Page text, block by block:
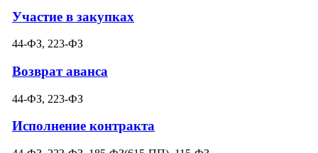
Участие в закупках
44-ФЗ, 223-ФЗ
Возврат аванса
44-ФЗ, 223-ФЗ
Исполнение контракта